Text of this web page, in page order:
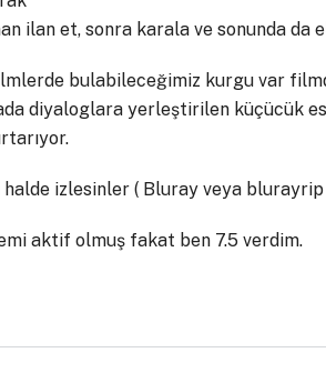
ilan et, sonra karala ve sonunda da
bulabileceğimiz kurgu var
diyaloglara yerleştirilen küçücük
izlesinler ( Bluray veya blurayrip
aktif olmuş fakat ben 7.5 verdim.